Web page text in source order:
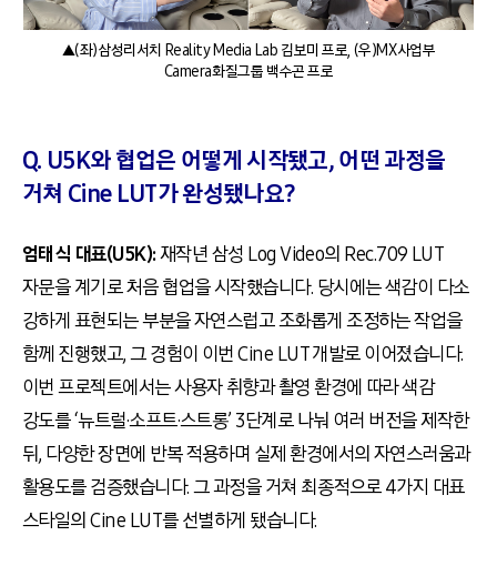
▲(좌)삼성리서치 Reality Media Lab 김보미 프로, (우)MX사업부
Camera화질그룹 백수곤 프로
Q. U5K와 협업은 어떻게 시작됐고, 어떤 과정을
거쳐 Cine LUT가 완성됐나요?
엄태식 대표(U5K):재작년 삼성 Log Video의 Rec.709 LUT
자문을 계기로 처음 협업을 시작했습니다. 당시에는 색감이 다소
강하게 표현되는 부분을 자연스럽고 조화롭게 조정하는 작업을
함께 진행했고, 그 경험이 이번 Cine LUT 개발로 이어졌습니다.
이번 프로젝트에서는 사용자 취향과 촬영 환경에 따라 색감
강도를 ‘뉴트럴·소프트·스트롱’ 3단계로 나눠 여러 버전을 제작한
뒤, 다양한 장면에 반복 적용하며 실제 환경에서의 자연스러움과
활용도를 검증했습니다. 그 과정을 거쳐 최종적으로 4가지 대표
스타일의 Cine LUT를 선별하게 됐습니다.